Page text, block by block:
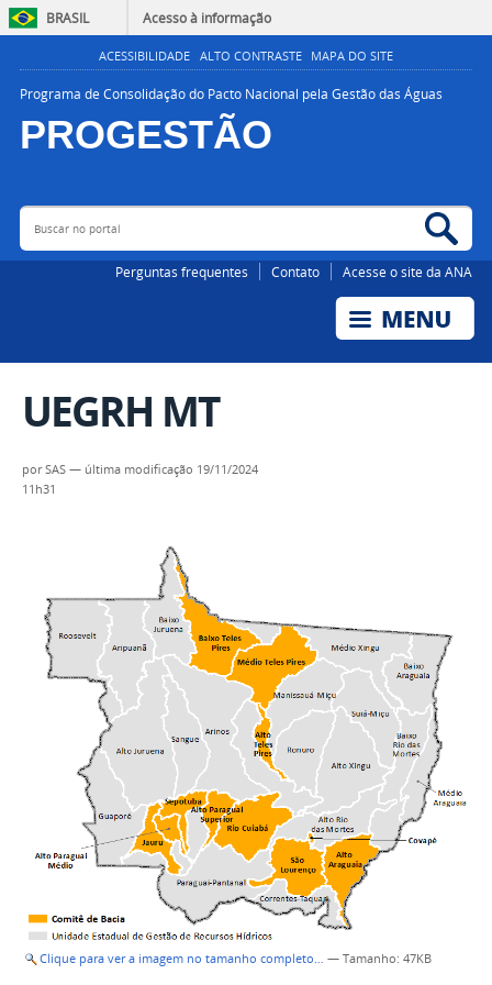
BRASIL Acesso à informação
ACESSIBILIDADE ALTO CONTRASTE MAPA DO SITE
Programa de Consolidação do Pacto Nacional pela Gestão das Águas
PROGESTÃO
AGÊNCIA NACIONAL DE ÁGUAS E SANEAMENTO BÁSICO
Buscar no portal
Perguntas frequentes Contato Acesse o site da ANA
UEGRH MT
porSAS — última modificação 19/11/2024
11h31
Clique para ver a imagem no tamanho completo… — Tamanho: 47KB